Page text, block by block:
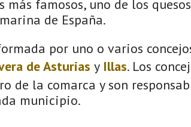
famosos, uno de los
de España.
por uno o varios
de Asturias y Illas. Los
de la comarca y son
municipio.